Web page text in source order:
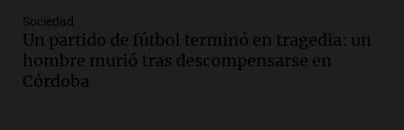
Episodios
Audio.Casabindo se prepara para una
celebración única: 30.000 turistas y el
tradicional Toreo de la Vincha
Sociedad
Un partido de fútbol terminó en tragedia: un
hombre murió tras descompensarse en
Córdoba